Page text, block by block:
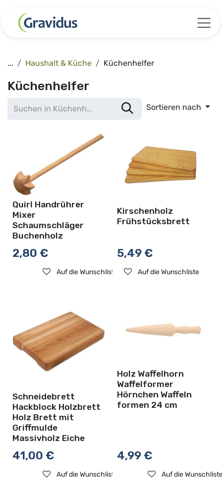
... Haushalt & Küche Küchenhelfer
Küchenhelfer
Sortieren nach
Quirl Handrührer
Mixer
Schaumschläger
Buchenholz
2,80 €
Auf die Wunschliste
Kirschenholz
Frühstücksbrett
5,49€
Auf die Wunschliste
Schneidebrett
Hackblock Holzbrett
Holz Brett mit
Griffmulde
Massivholz Eiche
41,00 €
Auf die Wunschliste
Holz Waffelhorn
Waffelformer
Hörnchen Waffeln
formen 24 cm
4,99€
Auf die